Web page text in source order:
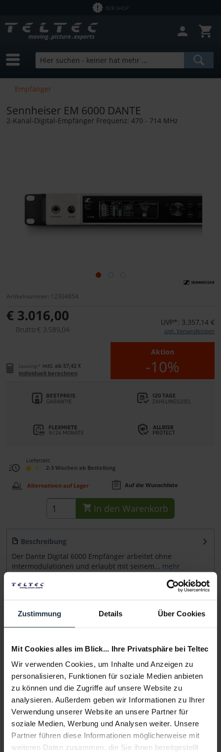
Zustimmung Details Über Cookies
Mit Cookies alles im Blick... Ihre Privatsphäre bei Teltec
Wir verwenden Cookies, um Inhalte und Anzeigen zu
personalisieren, Funktionen für soziale Medien anbieten
zu können und die Zugriffe auf unsere Website zu
analysieren. Außerdem geben wir Informationen zu Ihrer
Verwendung unserer Website an unsere Partner für
soziale Medien, Werbung und Analysen weiter. Unsere
Partner führen diese Informationen möglicherweise mit
weiteren Daten zusammen, die Sie ihnen bereitgestellt
B2B SHOP
Empfänger
Sennheiser EM 6000 DANTE
2-Kanal-Digital-Empfänger Frequenz: 470 - 714 MHz
Artikelnummer: 12304854
€ 3.016,00
Brutto:€ 3.589,04
UVP*: 3.357,14 €
zzgl. Versandkosten
Aktion
-10%
Leasing:* mtl. ab 57,42 €
individuell berechnen
Lieferzeit:
2-3 Wochen ab Bestellung
Alternativen auf Lager Auf die Wunschliste
In den Warenkorb
Beschreibung
Der Dante Digital 6000 Empfänger arbeitet ohne
Intermodulationen und erlaubt mit seinem... mehr
Zubehör
Sofort lieferbar
Hersteller
von0,00 € bis8399,16 €
Medien
Infos zu Hersteller & Produktsicherheit
Folgende Infos zum Hersteller sind verfübar......mehr
Weitere Artikel von Sennheiser ansehen